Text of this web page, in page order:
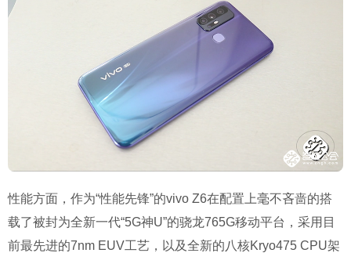
性能方面，作为“性能先锋”的vivo Z6在配置上毫不吝啬的搭
载了被封为全新一代“5G神U”的骁龙765G移动平台，采用目
前最先进的7nm EUV工艺，以及全新的八核Kryo475 CPU架